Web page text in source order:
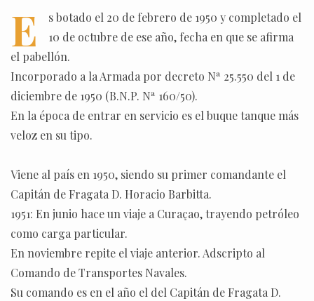
E
s botado el 20 de febrero de 1950 y completado el
10 de octubre de ese año, fecha en que se afirma
el pabellón.
Incorporado a la Armada por decreto Nª 25.550 del 1 de
diciembre de 1950 (B.N.P. Nª 160/50).
En la época de entrar en servicio es el buque tanque más
veloz en su tipo.
Viene al país en 1950, siendo su primer comandante el
Capitán de Fragata D. Horacio Barbitta.
1951: En junio hace un viaje a Curaçao, trayendo petróleo
como carga particular.
En noviembre repite el viaje anterior. Adscripto al
Comando de Transportes Navales.
Su comando es en el año el del Capitán de Fragata D.